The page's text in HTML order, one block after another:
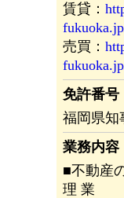
賃貸：
売買：
免許番号
福岡県知
業務内容
■不動産
理 業